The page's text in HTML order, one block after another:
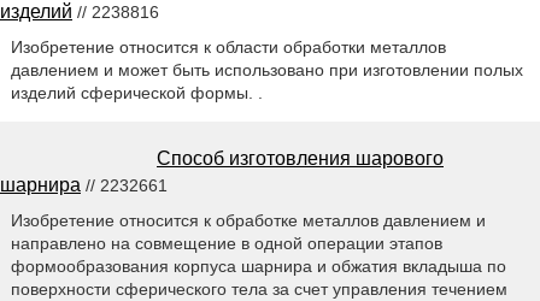
изделий // 2238816
Изобретение относится к области обработки металлов
давлением и может быть использовано при изготовлении полых
изделий сферической формы. .
Способ изготовления шарового
шарнира // 2232661
Изобретение относится к обработке металлов давлением и
направлено на совмещение в одной операции этапов
формообразования корпуса шарнира и обжатия вкладыша по
поверхности сферического тела за счет управления течением